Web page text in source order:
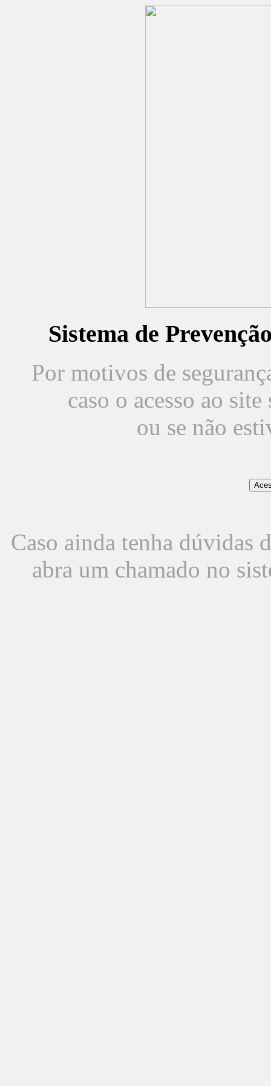
Sistema de
Por motivos de
caso o acesso ao
ou se não
Caso ainda tenha dúvidas
abra um chamado no